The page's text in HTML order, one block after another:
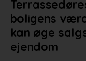
boligens
kan øge
ejendom